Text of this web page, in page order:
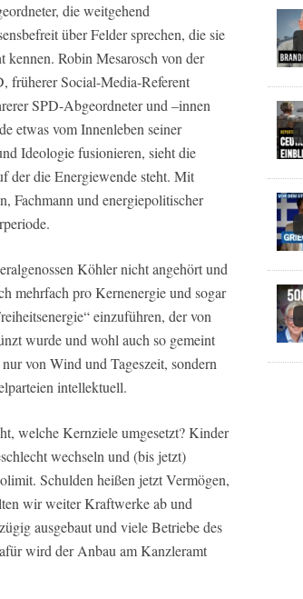
die weitgehend
über Felder sprechen, die sie
kennen. Robin Mesarosch von der
früherer Social-Media-Referent
SPD-Abgeordneter und –innen
etwas vom Innenleben seiner
Ideologie fusionieren, sieht die
der die Energiewende steht. Mit
Fachmann und energiepolitischer
Köhler nicht angehört und
mehrfach pro Kernenergie und sogar
einzuführen, der von
wurde und wohl auch so gemeint
von Wind und Tageszeit, sondern
intellektuell.
welche Kernziele umgesetzt? Kinder
wechseln und (bis jetzt)
Schulden heißen jetzt Vermögen,
wir weiter Kraftwerke ab und
ausgebaut und viele Betriebe des
wird der Anbau am Kanzleramt